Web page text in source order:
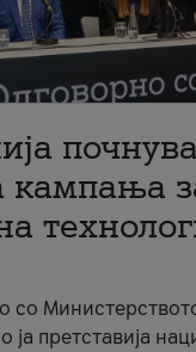
кампања
со
ја претставија